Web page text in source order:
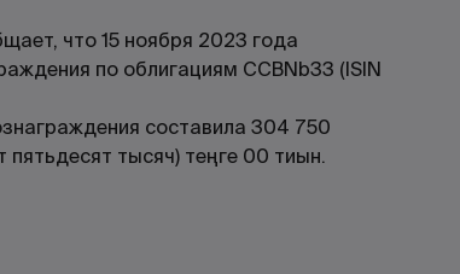
что 15 ноября 2023 года
по облигациям CCBNb33 (ISIN
составила 304 750
тысяч) теңге 00 тиын.